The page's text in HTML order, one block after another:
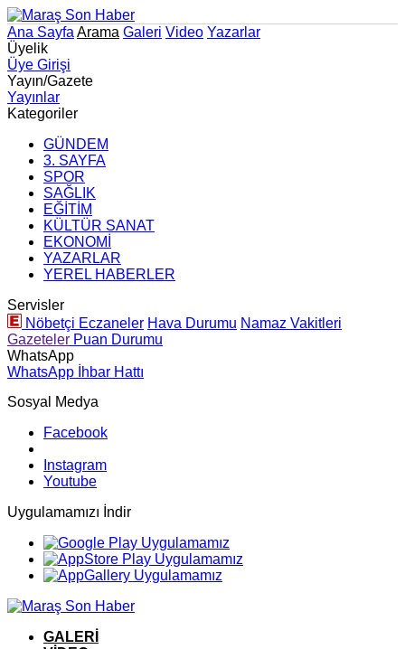
Ana Sayfa Arama Galeri Video Yazarlar
Üyelik
Üye Girişi
Yayın/Gazete
Yayınlar
Kategoriler
GÜNDEM
3. SAYFA
SPOR
SAĞLIK
EĞİTİM
KÜLTÜR SANAT
EKONOMİ
YAZARLAR
YEREL HABERLER
Servisler
Nöbetçi Eczaneler Hava Durumu Namaz Vakitleri
Gazeteler Puan Durumu
WhatsApp
WhatsApp İhbar Hattı
Sosyal Medya
Facebook
Instagram
Youtube
Uygulamamızı İndir
GALERİ